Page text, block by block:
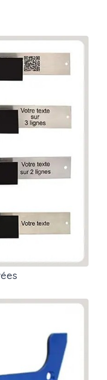
pour
laser ?
plus courant pour
les repères de
de
la couche de fond en
ni peinture.
à des UV, à
L'inox
alimentaires,
sont fréquents.
sont
six familles
armoires et
gaine technique